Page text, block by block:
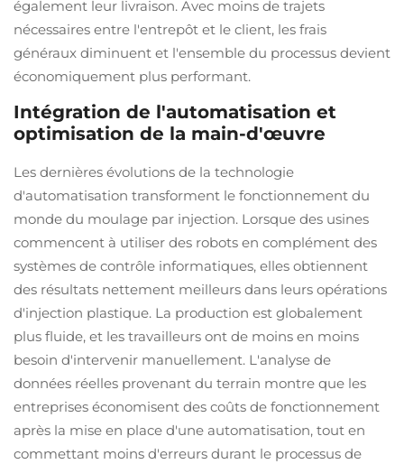
également leur livraison. Avec moins de trajets
nécessaires entre l'entrepôt et le client, les frais
généraux diminuent et l'ensemble du processus devient
économiquement plus performant.
Intégration de l'automatisation et
optimisation de la main-d'œuvre
Les dernières évolutions de la technologie
d'automatisation transforment le fonctionnement du
monde du moulage par injection. Lorsque des usines
commencent à utiliser des robots en complément des
systèmes de contrôle informatiques, elles obtiennent
des résultats nettement meilleurs dans leurs opérations
d'injection plastique. La production est globalement
plus fluide, et les travailleurs ont de moins en moins
besoin d'intervenir manuellement. L'analyse de
données réelles provenant du terrain montre que les
entreprises économisent des coûts de fonctionnement
après la mise en place d'une automatisation, tout en
commettant moins d'erreurs durant le processus de